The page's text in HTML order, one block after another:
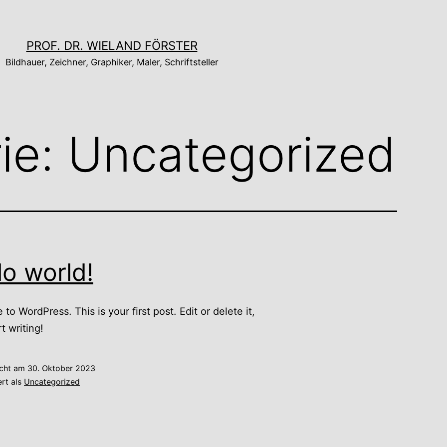
PROF. DR. WIELAND FÖRSTER
Bildhauer, Zeichner, Graphiker, Maler, Schriftsteller
Uncategorized
world!
to WordPress. This is your first post. Edit or delete it,
writing!
am 30. Oktober 2023
als Uncategorized